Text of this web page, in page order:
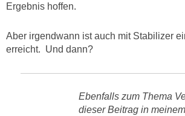
Ergebnis hoffen.
Aber irgendwann ist auch mit Stabilizer
erreicht. Und dann?
Ebenfalls zum Thema
dieser Beitrag in